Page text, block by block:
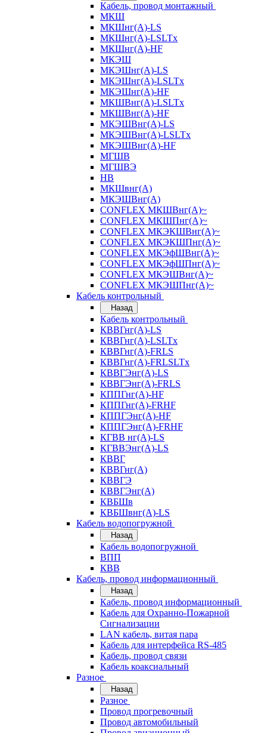
Кабель, провод монтажный
МКШ
МКШнг(А)-LS
МКШнг(А)-LSLTx
МКШнг(А)-HF
МКЭШ
МКЭШнг(А)-LS
МКЭШнг(А)-LSLTx
МКЭШнг(А)-HF
МКШВнг(A)-LSLTx
МКШВнг(А)-HF
МКЭШВнг(А)-LS
МКЭШВнг(A)-LSLTx
МКЭШВнг(А)-HF
МГШВ
МГШВЭ
НВ
МКШвнг(А)
МКЭШВнг(А)
CONFLEX МКШВнг(А)~
CONFLEX МКШПнг(А)~
CONFLEX МКЭКШВнг(А)~
CONFLEX МКЭКШПнг(А)~
CONFLEX МКЭфШВнг(А)~
CONFLEX МКЭфШПнг(А)~
CONFLEX МКЭШВнг(А)~
CONFLEX МКЭШПнг(А)~
Кабель контрольный
Назад
Кабель контрольный
КВВГнг(А)-LS
КВВГнг(А)-LSLTx
КВВГнг(А)-FRLS
КВВГнг(А)-FRLSLTx
КВВГЭнг(А)-LS
КВВГЭнг(А)-FRLS
КППГнг(А)-HF
КППГнг(А)-FRHF
КППГЭнг(А)-HF
КППГЭнг(А)-FRHF
КГВВ нг(А)-LS
КГВВЭнг(А)-LS
КВВГ
КВВГнг(А)
КВВГЭ
КВВГЭнг(А)
КВБШв
КВБШвнг(А)-LS
Кабель водопогружной
Назад
Кабель водопогружной
ВПП
КВВ
Кабель, провод информационный
Назад
Кабель, провод информационный
Кабель для Охранно-Пожарной
Сигнализации
LAN кабель, витая пара
Кабель для интерфейса RS-485
Кабель, провод связи
Кабель коаксиальный
Разное
Назад
Разное
Провод прогревочный
Провод автомобильный